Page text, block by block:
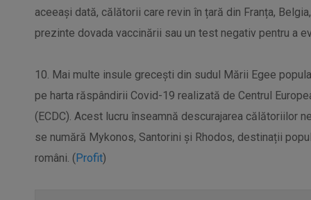
aceeași dată, călătorii care revin în țară din Franța,
prezinte dovada vaccinării sau un test negativ pentru a
10. Mai multe insule grecești din sudul Mării Egee
pe harta răspândirii Covid-19 realizată de Centrul
(ECDC). Acest lucru înseamnă descurajarea călătoriilor
se numără Mykonos, Santorini și Rhodos, destinații
români. (Profit)